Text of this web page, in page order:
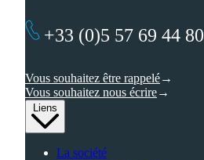
Liens
La société
+33 (0)5 57 69 44 80
Vous souhaitez être rappelé
Vous souhaitez nous écrire